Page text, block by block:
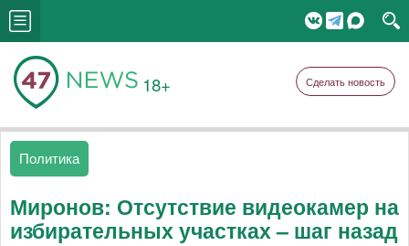
18+ Сделать новость
Политика
Миронов: Отсутствие видеокамер на
избирательных участках – шаг назад